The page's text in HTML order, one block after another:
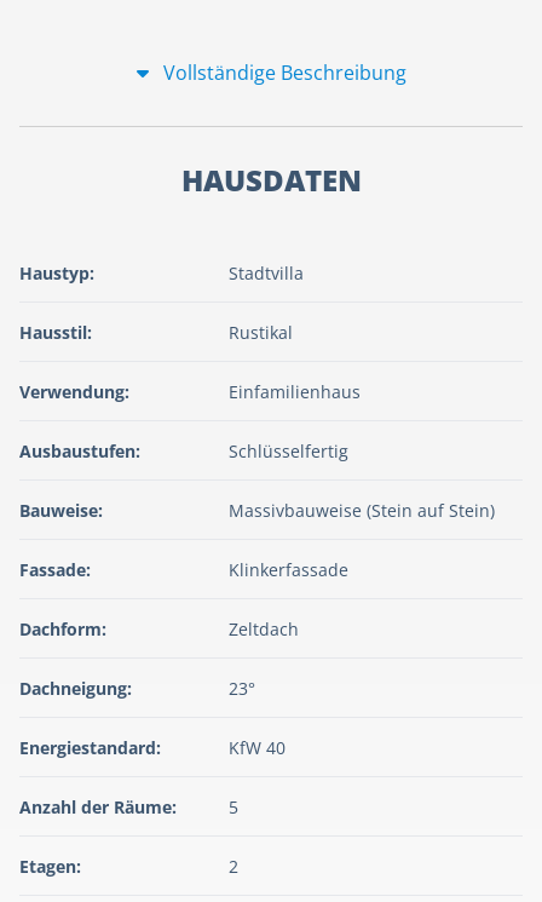
Vollständige Beschreibung
HAUSDATEN
Haustyp: Stadtvilla
Hausstil: Rustikal
Verwendung: Einfamilienhaus
Ausbaustufen: Schlüsselfertig
Bauweise: Massivbauweise (Stein auf Stein)
Fassade: Klinkerfassade
Dachform: Zeltdach
Dachneigung: 23°
Energiestandard: KfW 40
Anzahl der Räume: 5
Etagen: 2